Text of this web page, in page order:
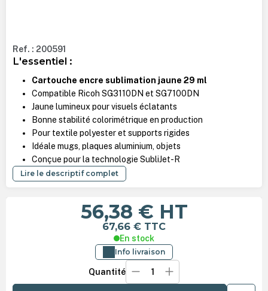
Ref. : 200591
L'essentiel :
Cartouche encre sublimation jaune 29 ml
Compatible Ricoh SG3110DN et SG7100DN
Jaune lumineux pour visuels éclatants
Bonne stabilité colorimétrique en production
Pour textile polyester et supports rigides
Idéale mugs, plaques aluminium, objets
Conçue pour la technologie SubliJet-R
Lire le descriptif complet
56,38 € HT
67,66 € TTC
En stock
Info livraison
Quantité